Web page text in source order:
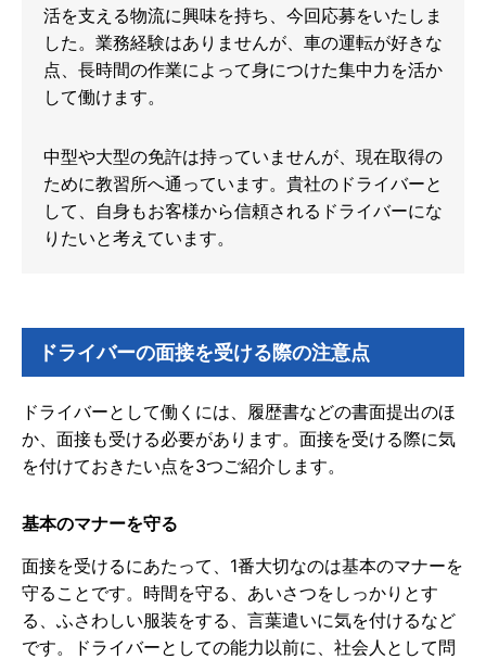
活を支える物流に興味を持ち、今回応募をいたしま
した。業務経験はありませんが、車の運転が好きな
点、長時間の作業によって身につけた集中力を活か
して働けます。
中型や大型の免許は持っていませんが、現在取得の
ために教習所へ通っています。貴社のドライバーと
して、自身もお客様から信頼されるドライバーにな
りたいと考えています。
ドライバーの面接を受ける際の注意点
ドライバーとして働くには、履歴書などの書面提出のほ
か、面接も受ける必要があります。面接を受ける際に気
を付けておきたい点を3つご紹介します。
基本のマナーを守る
面接を受けるにあたって、1番大切なのは基本のマナーを
守ることです。時間を守る、あいさつをしっかりとす
る、ふさわしい服装をする、言葉遣いに気を付けるなど
です。ドライバーとしての能力以前に、社会人として問